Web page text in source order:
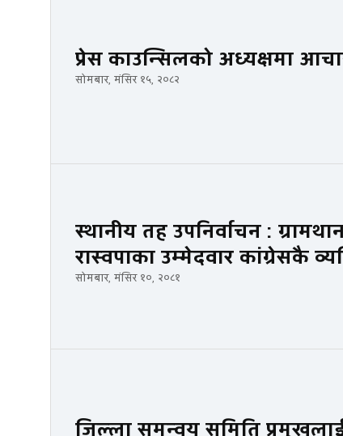
प्रेस काउन्सिलको अध्यक्षमा
सोमबार, मंसिर १५, २०८२
स्थानीय तह उपनिर्वाचन :
रास्वपाका उम्मेदवार कांग्रेसकै
सोमबार, मंसिर १०, २०८१
जिल्ला समन्वय समिति